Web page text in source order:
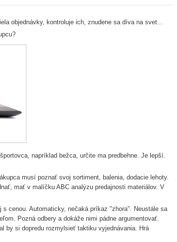
objednávky, kontroluje ich, znudene sa díva na svet...
napríklad bežca, určite ma predbehne. Je lepší.
musí poznať svoj sortiment, balenia, dodacie lehoty.
mať v malíčku ABC analýzu predajnosti materiálov. V
s cenou. Automaticky, nečaká príkaz "zhora". Neustále sa
Pozná odbery a dokáže nimi pádne argumentovať.
by si dopredu rozmylsieť taktiku vyjednávania. Hrá